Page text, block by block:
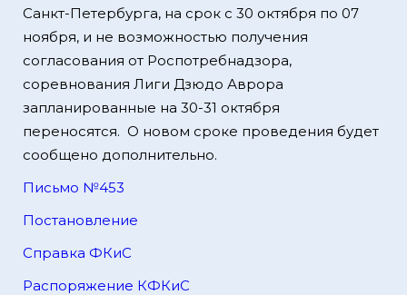
Санкт-Петербурга, на срок с 30 октября по 07
ноября, и не возможностью получения
согласования от Роспотребнадзора,
соревнования Лиги Дзюдо Аврора
запланированные на 30-31 октября
переносятся. О новом сроке проведения будет
сообщено дополнительно.
Письмо №453
Постановление
Справка ФКиС
Распоряжение КФКиС